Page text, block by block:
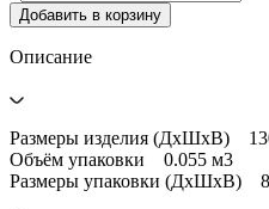
Добавить в корзину
Описание
Размеры изделия (ДхШхВ)
Объём упаковки 0.055 м3
Размеры упаковки (ДхШхВ)